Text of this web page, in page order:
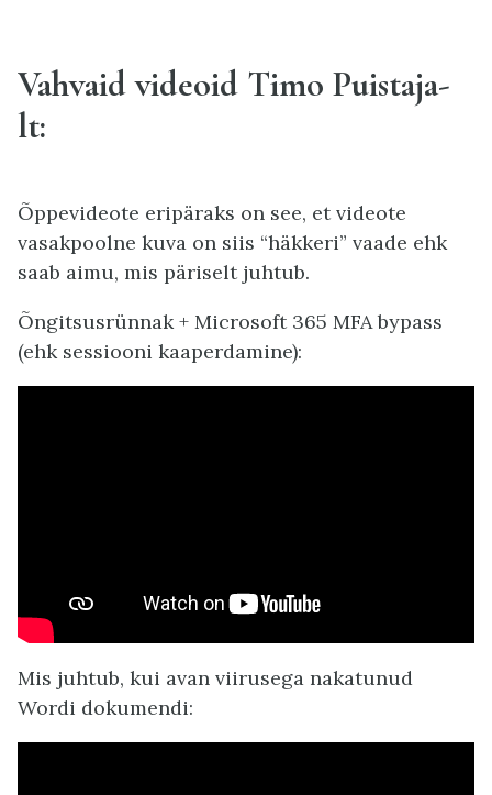
Vahvaid videoid Timo Puistaja-
lt:
Õppevideote eripäraks on see, et videote
vasakpoolne kuva on siis “häkkeri” vaade ehk
saab aimu, mis päriselt juhtub.
Õngitsusrünnak + Microsoft 365 MFA bypass
(ehk sessiooni kaaperdamine):
Mis juhtub, kui avan viirusega nakatunud
Wordi dokumendi: